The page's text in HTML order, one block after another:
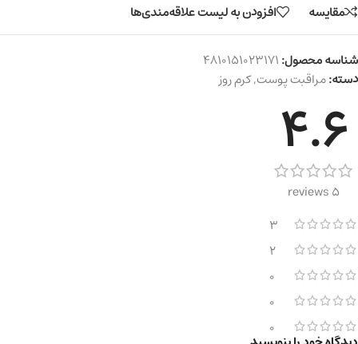
مقایسه افزودن به لیست علاقه‌مندی‌ها
شناسه محصول:4810151023171
دسته:مراقبت پوست,کرم روز
4.6
5 reviews
3
2
0
0
0